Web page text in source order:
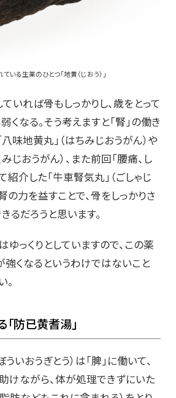
いる生薬のひとつ「地黄（じおう）」
ていれば骨もしっかりし、歳をとって
くなる。そう考えますと「腎」の働き
味地黄丸」（はちみじおうがん）や
みじおうがん）、また前回「腰痛、し
紹介した「牛車腎気丸」（ごしゃじ
の力を益すことで、骨をしっかりさ
るだろうと思います。
っくりとしていますので、この薬
強くなるというわけではないこと
。
防已黄耆湯」
いおうぎとう）は「脾」に働いて、
けながら、体が処理できずにいた